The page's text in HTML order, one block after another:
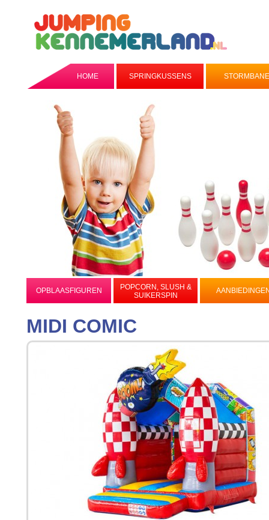
HOME SPRINGKUSSENS
OPBLAASFIGUREN
POPCORN, SLUSH &
SUIKERSPIN
MIDI COMIC